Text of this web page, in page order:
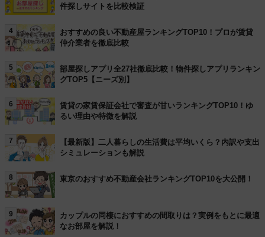
件探しサイトを比較検証
4
おすすめの良い不動産屋ランキングTOP10！プロが賃貸
仲介業者を徹底比較
5
部屋探しアプリ全27社徹底比較！物件探しアプリランキン
グTOP5【ニーズ別】
6
賃貸の家賃保証会社で審査が甘いランキングTOP10！ゆ
るい理由や特徴を解説
7
【最新版】二人暮らしの生活費は平均いくら？内訳や支出
シミュレーションも解説
8 東京のおすすめ不動産会社ランキングTOP10を大公開！
9
カップルの同棲におすすめの間取りは？実例をもとに最適
なお部屋を解説！